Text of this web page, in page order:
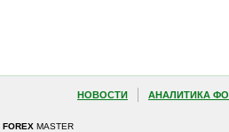
НОВОСТИ АНАЛИТИКА
FOREX MASTER